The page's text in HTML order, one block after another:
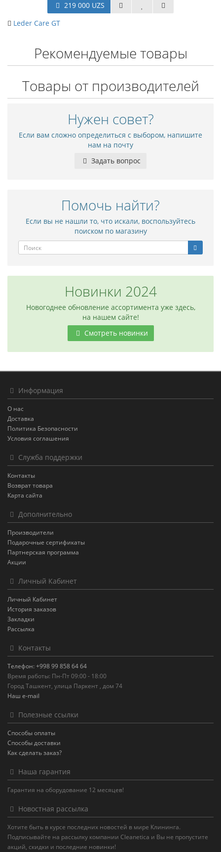
219 000 UZS
Leder Care GT
Рекомендуемые товары
Товары от производителей
Нужен совет?
Если вам сложно определиться с выбором, напишите
нам на почту
Задать вопрос
Помочь найти?
Если вы не нашли то, что искали, воспользуйтесь
поиском по магазину
Новинки 2024
Новогоднее обновление ассортимента уже здесь,
на нашем сайте!
Смотреть новинки
Информация
О нас
Доставка
Политика Безопасности
Условия соглашения
Служба поддержки
Контакты
Возврат товара
Карта сайта
Дополнительно
Производители
Подарочные сертификаты
Партнерская программа
Акции
Личный Кабинет
Личный Кабинет
История заказов
Закладки
Рассылка
Контакты
Телефон: +998 99 858 64 64
Время работы: Пн-Пт 09:00 - 18:00
Город Ташкент, улица Паркент , дом 74
Наш e-mail
Полезные ссылки
Способы оплаты
Способы доставки
Как сделать заказ?
Наша гарантия
Гарантия на оборудование 12 месяцев!
Новостная рассылка
Хотите быть в курсе последних новостей в мире Клининга.
Подписывайте на рассылку компании Cleanetica и Вы не пропустите
акций, скидки и последние новинки!